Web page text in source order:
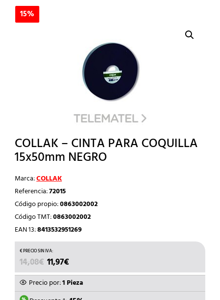
15%
COLLAK – CINTA PARA COQUILLA
15x50mm NEGRO
Marca:COLLAK
Referencia:72015
Código propio:0863002002
Código TMT:0863002002
EAN 13:8413532951269
14,08€ EL
PRECIO
ORIGINAL
ERA:
11,97€
PRECIO
ACTUAL
ES:
Precio por:1 Pieza
15%